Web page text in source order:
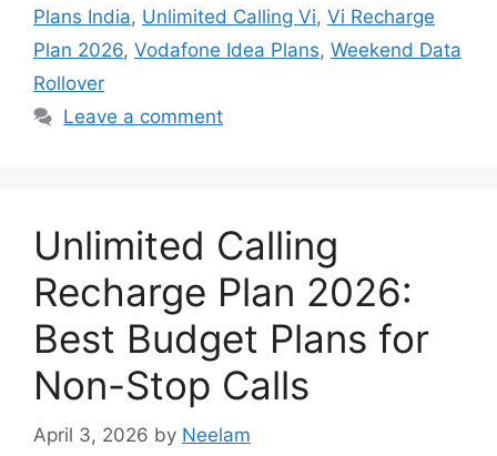
Plans India, Unlimited Calling Vi, Vi Recharge
Plan 2026, Vodafone Idea Plans, Weekend Data
Rollover
Leave a comment
Unlimited Calling
Recharge Plan 2026:
Best Budget Plans for
Non-Stop Calls
April 3, 2026 by Neelam